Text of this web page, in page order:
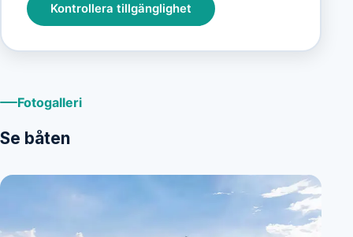
Kontrollera tillgänglighet
Fotogalleri
Se båten